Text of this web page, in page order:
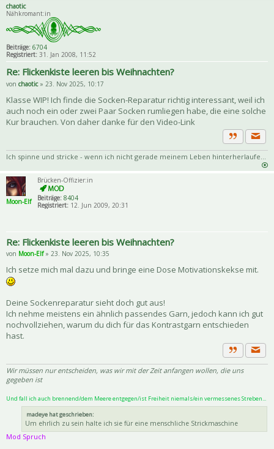
chaotic
Nähkromant:in
Beiträge: 6704
Registriert: 31. Jan 2008, 11:52
Re: Flickenkiste leeren bis Weihnachten?
von chaotic» 23. Nov 2025, 10:17
Klasse WIP! Ich finde die Socken-Reparatur richtig interessant, weil ich
auch noch ein oder zwei Paar Socken rumliegen habe, die eine solche
Kur brauchen. Von daher danke für den Video-Link
Zitat
Ich spinne und stricke - wenn ich nicht gerade meinem Leben hinterherlaufe...
Moon-Elf
Brücken-Offizier:in
Beiträge: 8404
Registriert: 12. Jun 2009, 20:31
Re: Flickenkiste leeren bis Weihnachten?
von Moon-Elf» 23. Nov 2025, 10:35
Ich setze mich mal dazu und bringe eine Dose Motivationskekse mit.
Deine Sockenreparatur sieht doch gut aus!
Ich nehme meistens ein ähnlich passendes Garn, jedoch kann ich gut
nochvollziehen, warum du dich für das Kontrastgarn entschieden
hast.
Zitat
Wir müssen nur entscheiden, was wir mit der Zeit anfangen wollen, die uns
gegeben ist
Und fall ich auch brennend/dem Meere entgegen/ist Freiheit niemals/ein vermessenes Streben...
madeye hat geschrieben:
Um ehrlich zu sein halte ich sie für eine menschliche Strickmaschine
Mod Spruch